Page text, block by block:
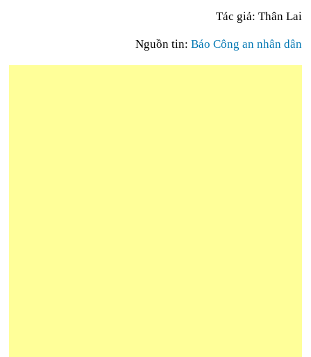
Tác giả: Thân Lai
Nguồn tin: Báo Công an nhân dân